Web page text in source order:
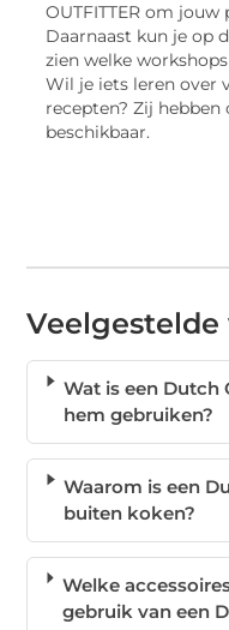
OUTFITTER om jouw
Daarnaast kun je op
zien welke
Wil je iets leren over
recepten? Zij
beschikbaar.
Veelgestelde
Wat is een Dutch
hem gebruiken?
Waarom is een
buiten koken?
Welke
gebruik van een